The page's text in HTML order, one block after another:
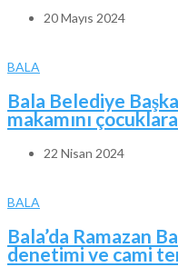
20 Mayıs 2024
BALA
Bala Belediye
makamını
22 Nisan 2024
BALA
Bala’da Ramazan
denetimi ve cami